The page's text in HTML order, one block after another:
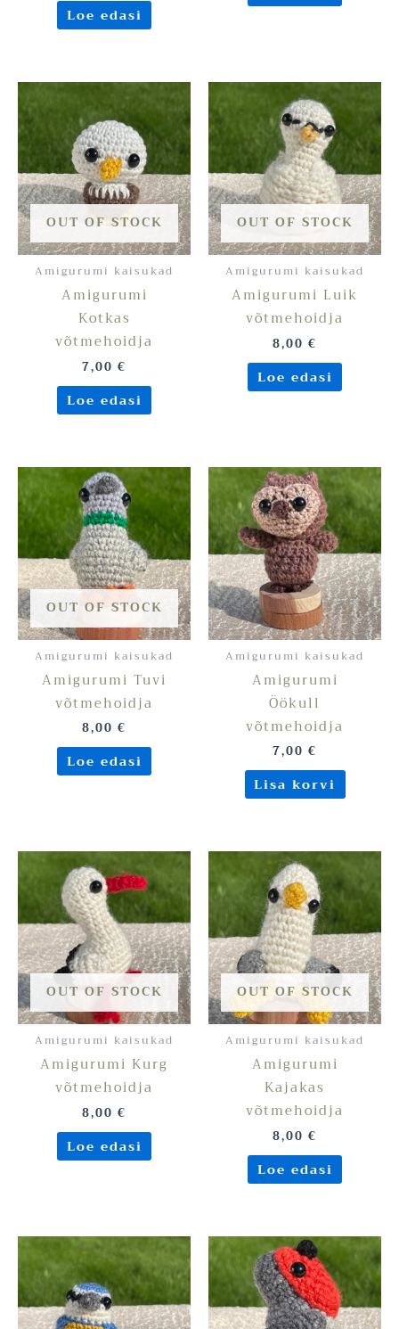
Loe edasi
OUT OF STOCK
Amigurumi kaisukad
Amigurumi
Kotkas
võtmehoidja
7,00 €
Loe edasi
OUT OF STOCK
Amigurumi kaisukad
Amigurumi Luik
võtmehoidja
8,00 €
Loe edasi
OUT OF STOCK
Amigurumi kaisukad
Amigurumi Tuvi
võtmehoidja
8,00 €
Loe edasi
Amigurumi kaisukad
Amigurumi
Öökull
võtmehoidja
7,00 €
Lisa korvi
OUT OF STOCK
Amigurumi kaisukad
Amigurumi Kurg
võtmehoidja
8,00 €
Loe edasi
OUT OF STOCK
Amigurumi kaisukad
Amigurumi
Kajakas
võtmehoidja
8,00 €
Loe edasi